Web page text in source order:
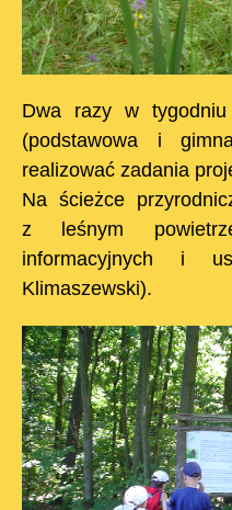
Dwa razy w tygodniu
(podstawowa i
realizować zadania
Na ścieżce
z leśnym
informacyjnych i
Klimaszewski).